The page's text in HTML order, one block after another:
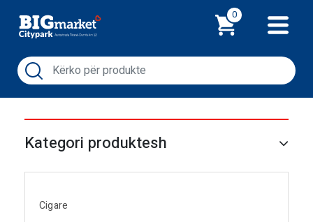
0
Kategori produktesh
Cigare